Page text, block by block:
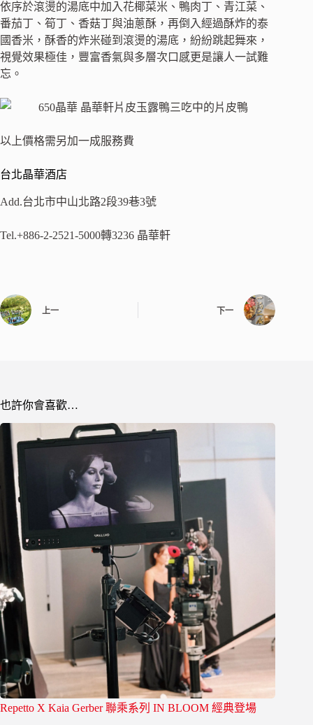
依序於滾燙的湯底中加入花椰菜米、鴨肉丁、青江菜、
番茄丁、筍丁、香菇丁與油蔥酥，再倒入經過酥炸的泰
國香米，酥香的炸米碰到滾燙的湯底，紛紛跳起舞來，
視覺效果極佳，豐富香氣與多層次口感更是讓人一試難
忘。
以上價格需另加一成服務費
台北晶華酒店
Add.台北市中山北路2段39巷3號
Tel.+886-2-2521-5000轉3236 晶華軒
上一 下一
也許你會喜歡…
Repetto X Kaia Gerber 聯乘系列 IN BLOOM 經典登場